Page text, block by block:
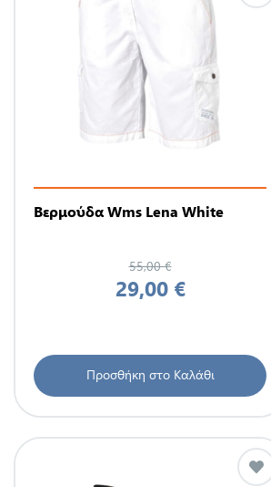
Βερμούδα Wms Lena White
55,00 €
29,00 €
Προσθήκη στο Καλάθι